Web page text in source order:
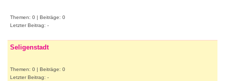
Themen: 0 | Beiträge: 0
Letzter Beitrag: -
Seligenstadt
Themen: 0 | Beiträge: 0
Letzter Beitrag: -